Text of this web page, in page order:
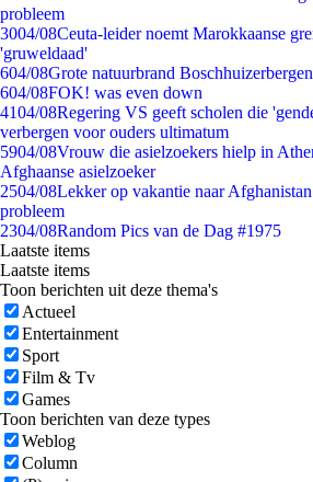
probleem
3004/08Ceuta-leider noemt Marokkaanse
'gruweldaad'
604/08Grote natuurbrand
604/08FOK! was even down
4104/08Regering VS geeft scholen die
verbergen voor ouders ultimatum
5904/08Vrouw die asielzoekers hielp in
Afghaanse asielzoeker
2504/08Lekker op vakantie naar
probleem
2304/08Random Pics van de Dag #1975
Laatste items
Laatste items
Toon berichten uit deze thema's
Actueel
Entertainment
Sport
Film & Tv
Games
Toon berichten van deze types
Weblog
Column